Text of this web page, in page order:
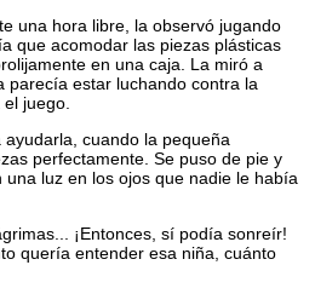
una hora libre, la observó jugando
que acomodar las piezas plásticas
en una caja. La miró a
parecía estar luchando contra la
juego.
cuando la pequeña
perfectamente. Se puso de pie y
una luz en los ojos que nadie le había
¡Entonces, sí podía sonreír!
quería entender esa niña, cuánto